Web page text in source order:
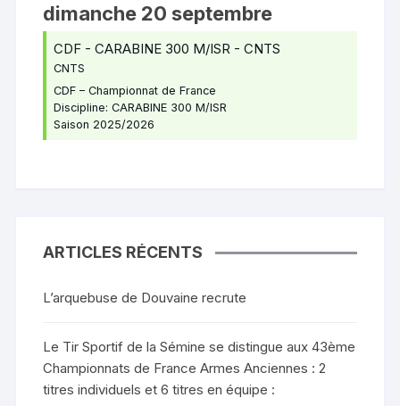
dimanche 20 septembre
CDF - CARABINE 300 M/ISR - CNTS
CNTS
CDF – Championnat de France
Discipline: CARABINE 300 M/ISR
Saison 2025/2026
ARTICLES RÉCENTS
L’arquebuse de Douvaine recrute
Le Tir Sportif de la Sémine se distingue aux 43ème
Championnats de France Armes Anciennes : 2
titres individuels et 6 titres en équipe :